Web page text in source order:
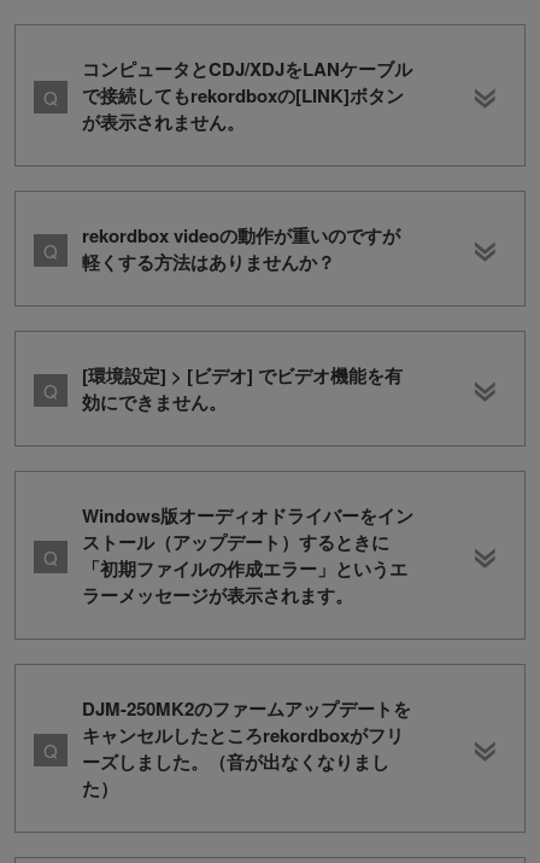
コンピュータとCDJ/XDJをLANケーブル
で接続してもrekordboxの[LINK]ボタン
が表示されません。
rekordbox videoの動作が重いのですが
軽くする方法はありませんか？
[環境設定] > [ビデオ] でビデオ機能を有
効にできません。
Windows版オーディオドライバーをイン
ストール（アップデート）するときに
「初期ファイルの作成エラー」というエ
ラーメッセージが表示されます。
DJM-250MK2のファームアップデートを
キャンセルしたところrekordboxがフリ
ーズしました。（音が出なくなりまし
た）